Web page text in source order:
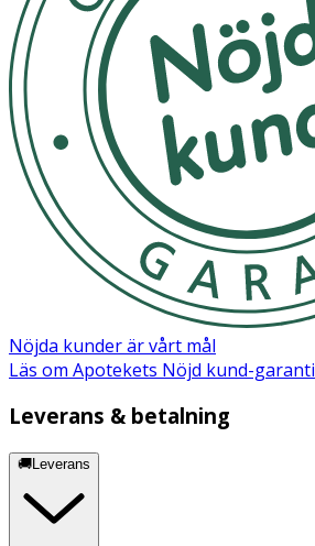
Nöjda kunder är vårt mål
Läs om Apotekets Nöjd kund-garanti
Leverans & betalning
🚚Leverans